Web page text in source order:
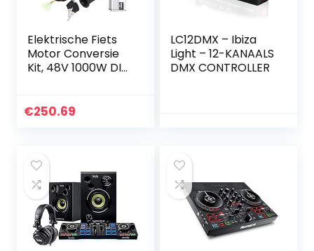
Elektrische Fiets
Motor Conversie
Kit, 48V 1000W DIY
Elektrische Set
€250.69
LC12DMX – Ibiza
Light – 12-KANAALS
DMX CONTROLLER